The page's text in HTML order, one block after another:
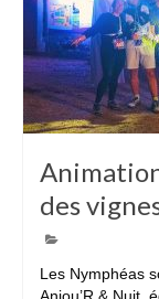
des
Les Nymphéas